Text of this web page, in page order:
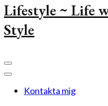
Lifestyle ~ Life
Style
Kontakta mig